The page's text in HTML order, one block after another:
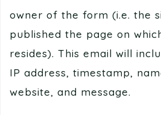
owner of the form (i.e. the
published the page on
resides). This email will
IP address, timestamp,
website, and message.